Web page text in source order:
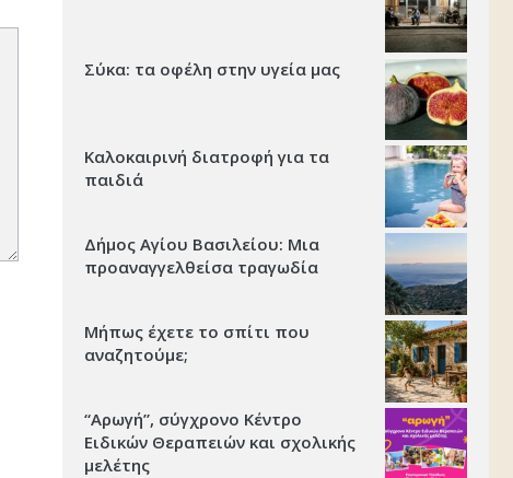
Σύκα: τα οφέλη στην υγεία μας
Καλοκαιρινή διατροφή για τα
παιδιά
Δήμος Αγίου Βασιλείου: Μια
προαναγγελθείσα τραγωδία
Μήπως έχετε το σπίτι που
αναζητούμε;
“Αρωγή”, σύγχρονο Κέντρο
Ειδικών Θεραπειών και σχολικής
μελέτης